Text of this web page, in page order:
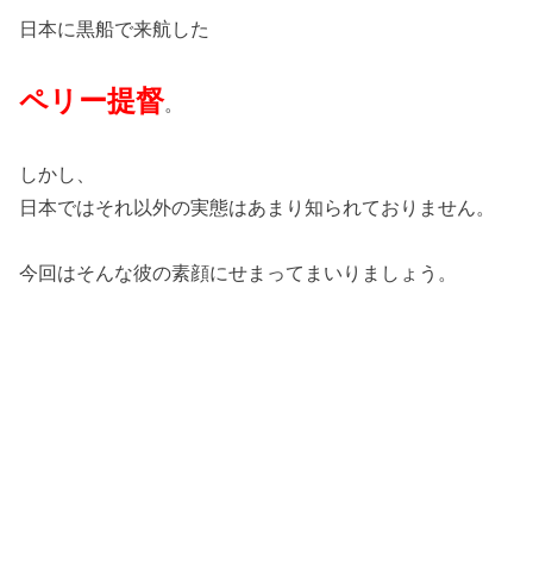
日本に黒船で来航した
ペリー提督。
しかし、
日本ではそれ以外の実態はあまり知られておりません。
今回はそんな彼の素顔にせまってまいりましょう。